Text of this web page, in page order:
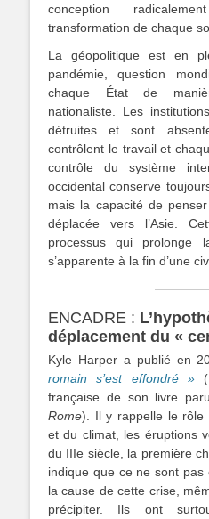
conception
transformation de chaque
La géopolitique est en
pandémie, question
chaque État de
nationaliste. Les
détruites et sont
contrôlent le travail et
contrôle du système
occidental conserve
mais la capacité de
déplacée vers l’Asie.
processus qui prolonge
s’apparente à la fin d’une
ENCADRE :
déplacement du «
Kyle Harper a publié en
romain s’est effondré »
française de son livre
Rome). Il y rappelle le rôle
et du climat, les éruptions
du IIIe siècle, la première
indique que ce ne sont
la cause de cette crise,
précipiter. Ils ont